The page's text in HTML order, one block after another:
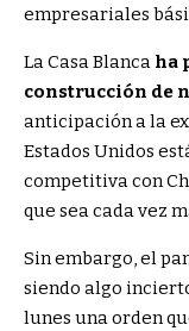
empresariales
La Casa Blanca ha
construcción de
anticipación a la
Estados Unidos
competitiva con
que sea cada vez
Sin embargo, el
siendo algo
lunes una orden